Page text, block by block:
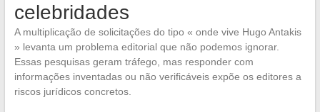
celebridades
A multiplicação de solicitações do tipo « onde vive Hugo Antakis
» levanta um problema editorial que não podemos ignorar.
Essas pesquisas geram tráfego, mas responder com
informações inventadas ou não verificáveis expõe os editores a
riscos jurídicos concretos.